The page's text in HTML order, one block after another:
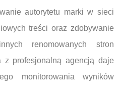
autorytetu marki w sieci
treści oraz zdobywanie
renomowanych stron
z profesjonalną agencją daje
monitorowania wyników